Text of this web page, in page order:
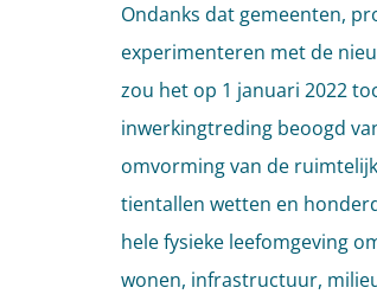
Ondanks dat gemeenten,
experimenteren met de
zou het op 1 januari 2022
inwerkingtreding beoogd
omvorming van de
tientallen wetten en
hele fysieke leefomgeving
wonen, infrastructuur,